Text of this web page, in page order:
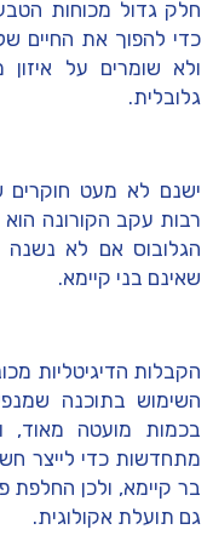
חלק גדול מכוחות
כדי להפוך את החיים
ולא שומרים על
גלובלית.
ישנם לא מעט חוקרים
רבות עקב הקורונה
הגלובוס אם לא נשנה
שאינם בני קיימא.
הקבלות הדיגיטליות
השימוש בתוכנה
בכמות מועטה מאוד,
מתחדשות כדי לייצר
בר קיימא, ולכן החלפת
גם תועלת אקולוגית.